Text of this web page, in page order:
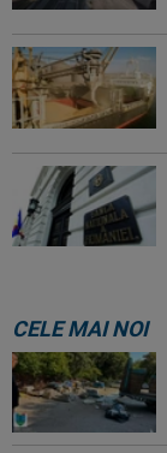
CELE MAI NOI